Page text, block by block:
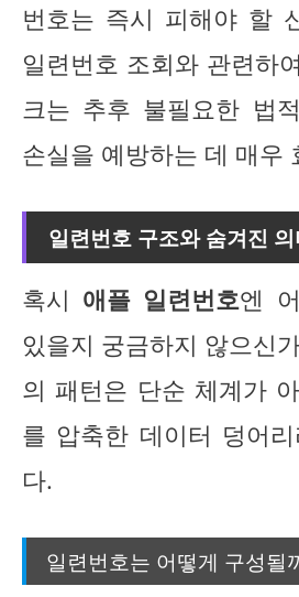
번호는 즉시 피해야 할
일련번호 조회와 관련하
크는 추후 불필요한 법
손실을 예방하는 데 매우
일련번호 구조와 숨겨진 의
혹시 애플 일련번호엔
있을지 궁금하지 않으신
의 패턴은 단순 체계가
를 압축한 데이터 덩어
다.
일련번호는 어떻게 구성될